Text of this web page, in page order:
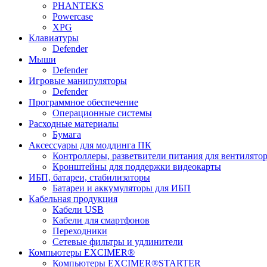
PHANTEKS
Powercase
XPG
Клавиатуры
Defender
Мыши
Defender
Игровые манипуляторы
Defender
Программное обеспечение
Операционные системы
Расходные материалы
Бумага
Аксессуары для моддинга ПК
Контроллеры, разветвители питания для
Кронштейны для поддержки видеокарты
ИБП, батареи, стабилизаторы
Батареи и аккумуляторы для ИБП
Кабельная продукция
Кабели USB
Кабели для смартфонов
Переходники
Сетевые фильтры и удлинители
Компьютеры EXCIMER®
Компьютеры EXCIMER®STARTER